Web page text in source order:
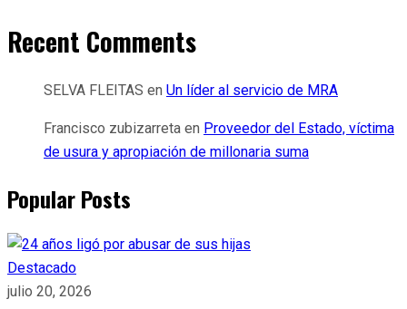
Recent Comments
SELVA FLEITAS en Un líder al servicio de MRA
Francisco zubizarreta en Proveedor del Estado, víctima
de usura y apropiación de millonaria suma
Popular Posts
Destacado
julio 20, 2026